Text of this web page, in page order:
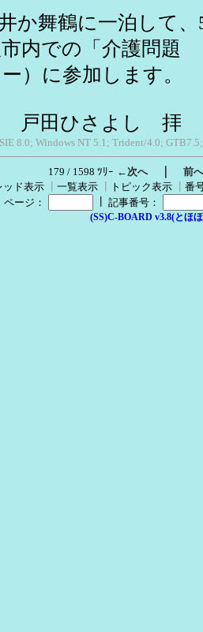
舞鶴に一泊して、
市内での「介護問
）に参加します。
戸田ひさよし 拝
8.0; Windows NT 5.1; Trident/4.0;
179 / 1598 ﾂﾘｰ ←次へ｜ 前
ッド表示 一覧表示 トピック表示
番
ページ：
記事番号：
(SS)C-BOARD v3.8(とほ